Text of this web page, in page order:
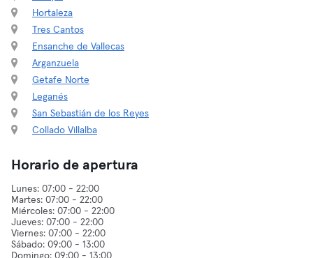
Hortaleza
Tres Cantos
Ensanche de Vallecas
Arganzuela
Getafe Norte
Leganés
San Sebastián de los Reyes
Collado Villalba
Horario de apertura
Lunes: 07:00 - 22:00
Martes: 07:00 - 22:00
Miércoles: 07:00 - 22:00
Jueves: 07:00 - 22:00
Viernes: 07:00 - 22:00
Sábado: 09:00 - 13:00